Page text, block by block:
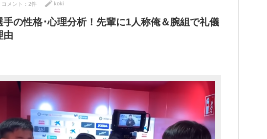
コメント：2件 koki
手の性格･心理分析！先輩に1人称俺＆腕組で礼儀
由